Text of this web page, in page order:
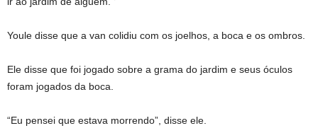
Youle disse que a van colidiu com os joelhos, a boca e os ombros.
Ele disse que foi jogado sobre a grama do jardim e seus óculos
foram jogados da boca.
“Eu pensei que estava morrendo”, disse ele.